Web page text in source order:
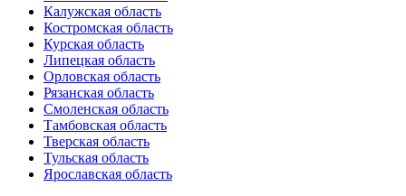
Калужская область
Костромская область
Курская область
Липецкая область
Орловская область
Рязанская область
Смоленская область
Тамбовская область
Тверская область
Тульская область
Ярославская область